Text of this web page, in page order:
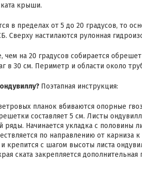
крыши.
в пределах от 5 до 20 градусов, то
Сверху настилаются рулонная
чем на 20 градусов собирается
в 30 см. Периметр и области около
Поэтапная инструкция:
планок вбиваются опорные
составляет 5 см. Листы
Начинается укладка с половины
по направлению от карниза
и крепится с шагом высоты листа
ската закрепляется